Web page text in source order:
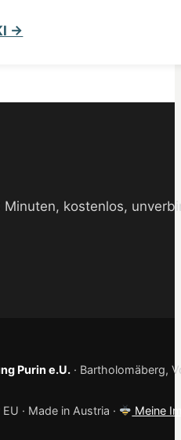
→
Minuten, kostenlos,
Purin e.U. · Bartholomäberg,
· Made in Austria · Meine